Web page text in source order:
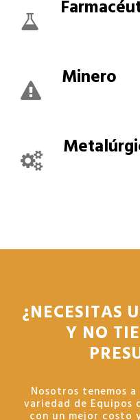
Minero
¿NECESITAS
Y NO
Nosotros tenemos
variedad de Equipos